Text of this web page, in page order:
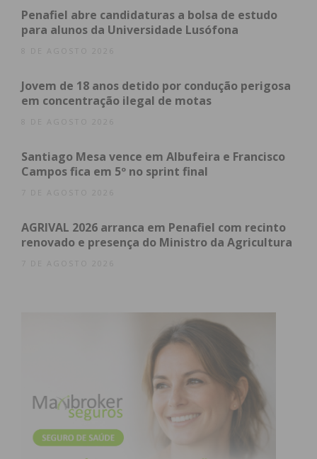
Subscreva a newsletter do
Imediato
atualizada.
Eu li e concordo com ostermos e
Penafiel abre candidaturas a bolsa de estudo
para alunos da Universidade Lusófona
8 DE AGOSTO 2026
Jovem de 18 anos detido por condução perigosa
em concentração ilegal de motas
8 DE AGOSTO 2026
Santiago Mesa vence em Albufeira e Francisco
Campos fica em 5º no sprint final
7 DE AGOSTO 2026
AGRIVAL 2026 arranca em Penafiel com recinto
renovado e presença do Ministro da Agricultura
7 DE AGOSTO 2026